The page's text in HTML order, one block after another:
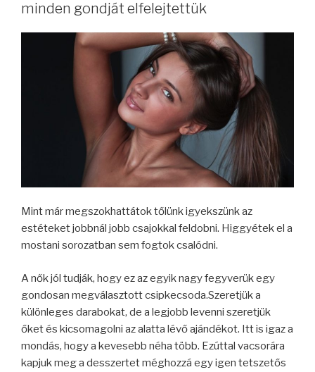
minden gondját elfelejtettük
Mint már megszokhattátok tőlünk igyekszünk az
estéteket jobbnál jobb csajokkal feldobni. Higgyétek el a
mostani sorozatban sem fogtok csalódni.
A nők jól tudják, hogy ez az egyik nagy fegyverük egy
gondosan megválasztott csipkecsoda.Szeretjük a
különleges darabokat, de a legjobb levenni szeretjük
őket és kicsomagolni az alatta lévő ajándékot. Itt is igaz a
mondás, hogy a kevesebb néha több. Ezúttal vacsorára
kapjuk meg a desszertet méghozzá egy igen tetszetős